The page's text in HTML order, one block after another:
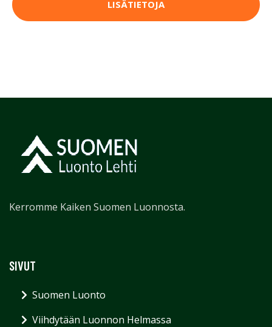
LISÄTIETOJA
Kerromme Kaiken Suomen Luonnosta.
SIVUT
Suomen Luonto
Viihdytään Luonnon Helmassa